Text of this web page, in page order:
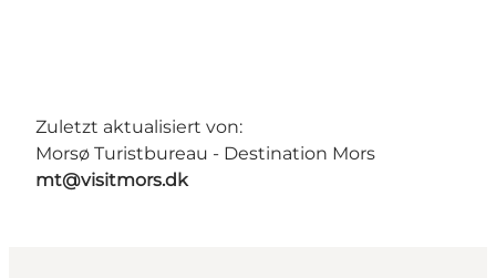
Zuletzt aktualisiert von:
Morsø Turistbureau - Destination Mors
mt@visitmors.dk